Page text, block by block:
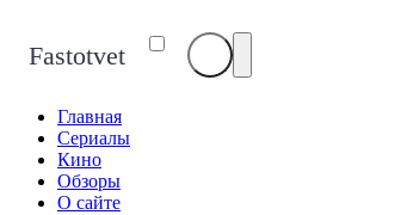
Fastotvet
Главная
Сериалы
Кино
Обзоры
О сайте